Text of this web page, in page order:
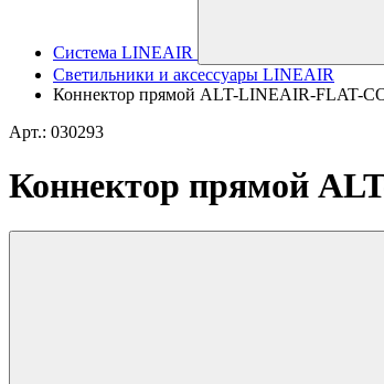
Система LINEAIR
Светильники и аксессуары LINEAIR
Коннектор прямой ALT-LINEAIR-FLAT-
Арт.: 030293
Коннектор прямой